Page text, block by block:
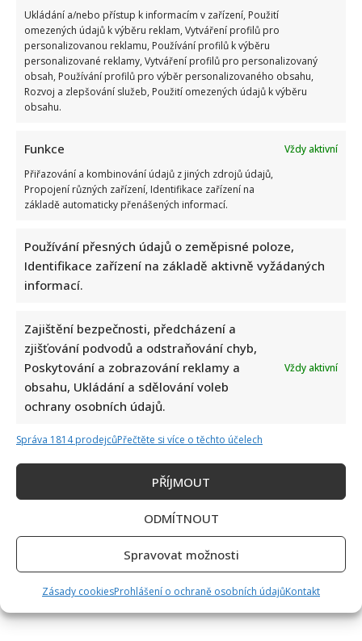
Ukládání a/nebo přístup k informacím v zařízení, Použití
omezených údajů k výběru reklam, Vytváření profilů pro
personalizovanou reklamu, Používání profilů k výběru
personalizované reklamy, Vytváření profilů pro personalizovaný
obsah, Používání profilů pro výběr personalizovaného obsahu,
Rozvoj a zlepšování služeb, Použití omezených údajů k výběru
obsahu.
Funkce
Vždy aktivní
Přiřazování a kombinování údajů z jiných zdrojů údajů,
Propojení různých zařízení, Identifikace zařízení na
základě automaticky přenášených informací.
Používání přesných údajů o zeměpisné poloze,
Identifikace zařízení na základě aktivně vyžádaných
informací.
Zajištění bezpečnosti, předcházení a
zjišťování podvodů a odstraňování chyb,
Poskytování a zobrazování reklamy a
obsahu, Ukládání a sdělování voleb
ochrany osobních údajů.
Vždy aktivní
Správa 1814 prodejcůPřečtěte si více o těchto účelech
PŘÍJMOUT
ODMÍTNOUT
Spravovat možnosti
Zásady cookiesProhlášení o ochraně osobních údajůKontakt